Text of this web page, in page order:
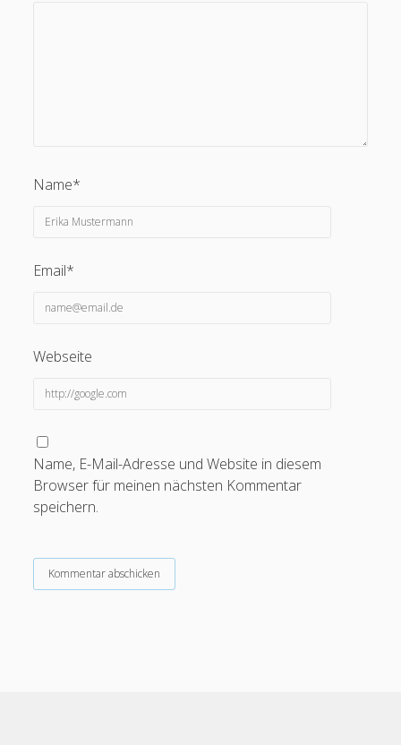
Name*
Email*
Webseite
Name, E-Mail-Adresse und Website in diesem
Browser für meinen nächsten Kommentar
speichern.